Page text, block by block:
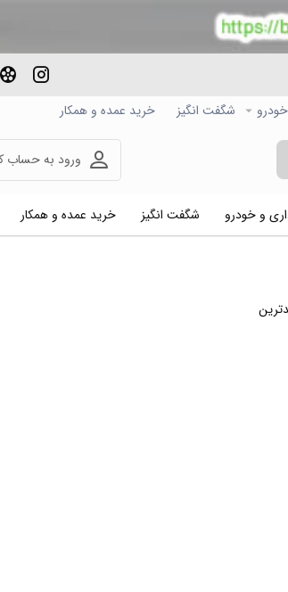
خودرو شگفت انگیز خرید عمده و همکار
ورود به حساب
و خودرو شگفت انگیز خرید عمده و همکار